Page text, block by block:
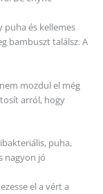
puha és kellemes
bambuszt találsz. A
mozdul el még
arról, hogy
puha,
nagyon jó
el a vért a